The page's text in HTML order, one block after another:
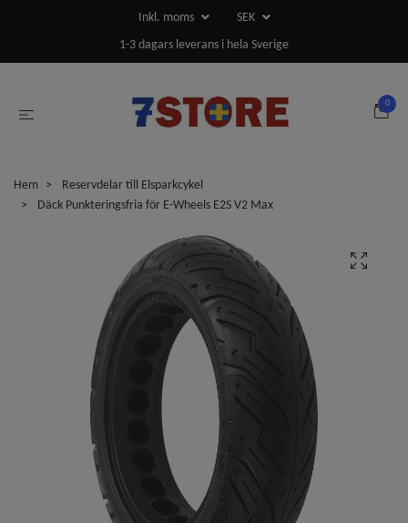
Inkl. moms
SEK
1-3 dagars leverans i hela Sverige
0
Hem
Reservdelar till Elsparkcykel
Däck Punkteringsfria för E-Wheels E2S V2 Max